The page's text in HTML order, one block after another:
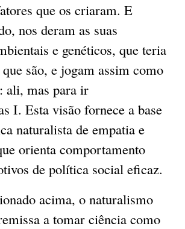
que os criaram. E
nos deram as suas
e genéticos, que teria
são, e jogam assim como
ali, mas para ir
I. Esta visão fornece a base
naturalista de empatia e
orienta comportamento
de política social eficaz.
acima, o naturalismo
a tomar ciência como